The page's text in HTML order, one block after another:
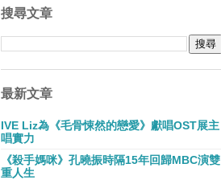
搜尋文章
最新文章
IVE Liz為《毛骨悚然的戀愛》獻唱OST展主
唱實力
《殺手媽咪》孔曉振時隔15年回歸MBC演雙
重人生